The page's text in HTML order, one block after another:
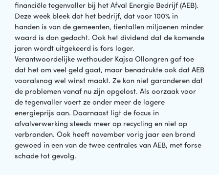
financiële tegenvaller bij het Afval Energie Bedrijf (AEB).
Deze week bleek dat het bedrijf, dat voor 100% in
handen is van de gemeenten, tientallen miljoenen minder
waard is dan gedacht. Ook het dividend dat de komende
jaren wordt uitgekeerd is fors lager.
Verantwoordelijke wethouder Kajsa Ollongren gaf toe
dat het om veel geld gaat, maar benadrukte ook dat AEB
vooralsnog wel winst maakt. Ze kon niet garanderen dat
de problemen vanaf nu zijn opgelost. Als oorzaak voor
de tegenvaller voert ze onder meer de lagere
energieprijs aan. Daarnaast ligt de focus in
afvalverwerking steeds meer op recycling en niet op
verbranden. Ook heeft november vorig jaar een brand
gewoed in een van de twee centrales van AEB, met forse
schade tot gevolg.